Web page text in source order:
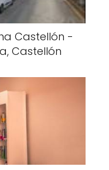
Castellón -
Castellón